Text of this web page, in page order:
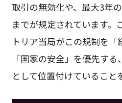
取引の無効化や、最大3年
までが規定されています。
トリア当局がこの規制を
「国家の安全」を優先す
として位置付けていること